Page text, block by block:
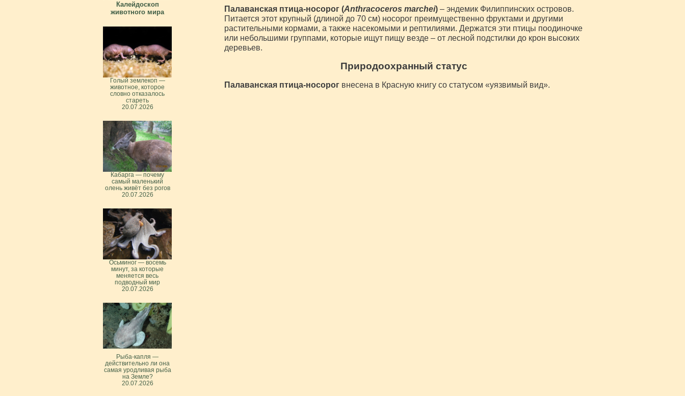
Палаванская птица-носорог (Anthracoceros marchei)– эндемик Филиппинских островов.
Питается этот крупный (длиной до 70 см) носорог преимущественно фруктами и другими
растительными кормами, а также насекомыми и рептилиями. Держатся эти птицы поодиночке
или небольшими группами, которые ищут пищу везде – от лесной подстилки до крон высоких
деревьев.
Природоохранный статус
Палаванская птица-носорогвнесена в Красную книгу со статусом «уязвимый вид».
Калейдоскоп
животного мира
Голый землекоп —
животное, которое
словно отказалось
стареть
20.07.2026
Кабарга — почему
самый маленький
олень живёт без рогов
20.07.2026
Осьминог — восемь
минут, за которые
меняется весь
подводный мир
20.07.2026
Рыба-капля —
действительно ли она
самая уродливая рыба
на Земле?
20.07.2026